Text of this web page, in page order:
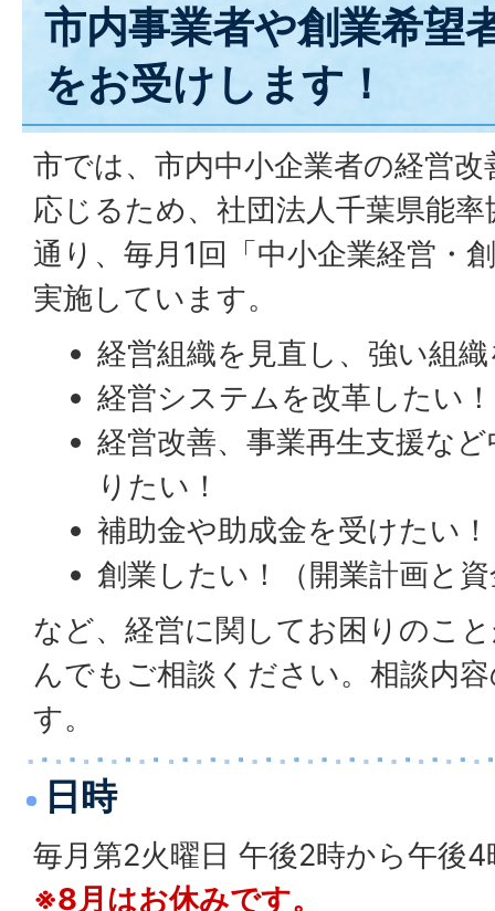
市内事業者や創業希望
をお受けします！
市では、市内中小企業者の経営
応じるため、社団法人千葉県能
通り、毎月1回「中小企業経営・
実施しています。
経営組織を見直し、強い組
経営システムを改革したい！
経営改善、事業再生支援な
りたい！
補助金や助成金を受けたい！
創業したい！（開業計画と
など、経営に関してお困りのこ
んでもご相談ください。相談内
す。
日時
毎月第2火曜日 午後2時から午後
※8月はお休みです。